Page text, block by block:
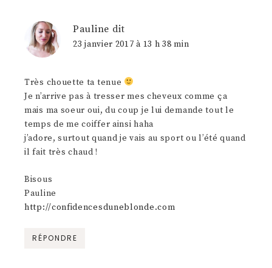
Pauline dit
23 janvier 2017 à 13 h 38 min
Très chouette ta tenue
Je n’arrive pas à tresser mes cheveux comme ça
mais ma soeur oui, du coup je lui demande tout le
temps de me coiffer ainsi haha
j’adore, surtout quand je vais au sport ou l’été quand
il fait très chaud !
Bisous
Pauline
http://confidencesduneblonde.com
RÉPONDRE